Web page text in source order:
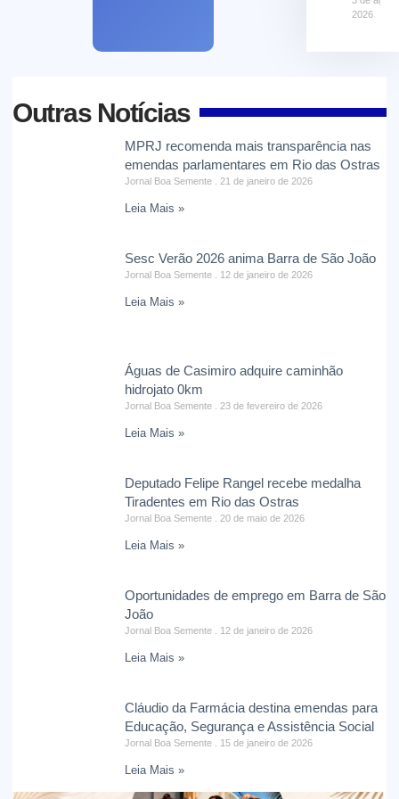
2026
Outras Notícias
MPRJ recomenda mais transparência nas
emendas parlamentares em Rio das Ostras
Jornal Boa Semente 21 de janeiro de 2026
Leia Mais »
Sesc Verão 2026 anima Barra de São João
Jornal Boa Semente 12 de janeiro de 2026
Leia Mais »
Águas de Casimiro adquire caminhão
hidrojato 0km
Jornal Boa Semente 23 de fevereiro de 2026
Leia Mais »
Deputado Felipe Rangel recebe medalha
Tiradentes em Rio das Ostras
Jornal Boa Semente 20 de maio de 2026
Leia Mais »
Oportunidades de emprego em Barra de São
João
Jornal Boa Semente 12 de janeiro de 2026
Leia Mais »
Cláudio da Farmácia destina emendas para
Educação, Segurança e Assistência Social
Jornal Boa Semente 15 de janeiro de 2026
Leia Mais »